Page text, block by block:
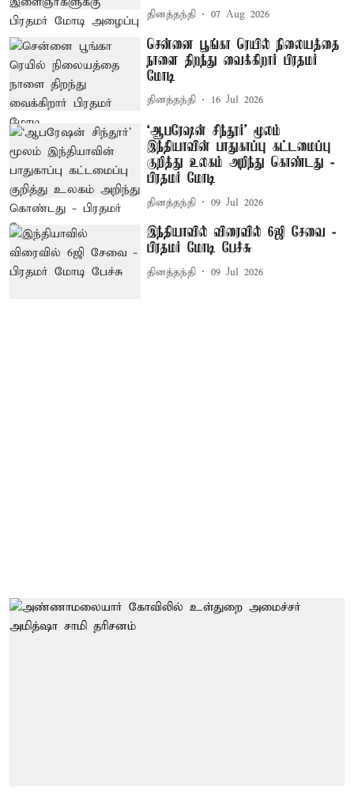
தினத்தந்தி 07 Aug 2026
சென்னை பூங்கா ரெயில் நிலையத்தை
நாளை திறந்து வைக்கிறார் பிரதமர்
மோடி
தினத்தந்தி 16 Jul 2026
‘ஆபரேஷன் சிந்தூர்’ மூலம்
இந்தியாவின் பாதுகாப்பு கட்டமைப்பு
குறித்து உலகம் அறிந்து கொண்டது -
பிரதமர் மோடி
தினத்தந்தி 09 Jul 2026
இந்தியாவில் விரைவில் 6ஜி சேவை -
பிரதமர் மோடி பேச்சு
தினத்தந்தி 09 Jul 2026